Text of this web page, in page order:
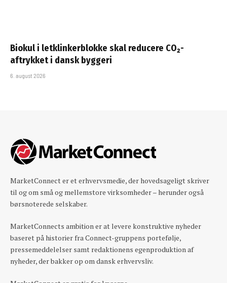
Biokul i letklinkerblokke skal reducere CO₂-
aftrykket i dansk byggeri
6. august 2026
MarketConnect er et erhvervsmedie, der hovedsageligt skriver
til og om små og mellemstore virksomheder – herunder også
børsnoterede selskaber.
MarketConnects ambition er at levere konstruktive nyheder
baseret på historier fra Connect-gruppens portefølje,
pressemeddelelser samt redaktionens egenproduktion af
nyheder, der bakker op om dansk erhvervsliv.